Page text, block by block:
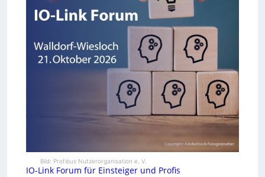
Bild: Profibus Nutzerorganisation e. V.
IO-Link Forum für Einsteiger und Profis